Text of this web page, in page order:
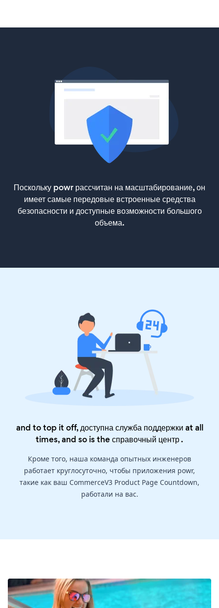
Поскольку powr рассчитан на масштабирование, он
имеет самые передовые встроенные средства
безопасности и доступные возможности большого
объема.
and to top it off, доступна служба поддержки at all
times, and so is theсправочный центр.
Кроме того, наша команда опытных инженеров
работает круглосуточно, чтобы приложения powr,
такие как ваш CommerceV3 Product Page Countdown,
работали на вас.